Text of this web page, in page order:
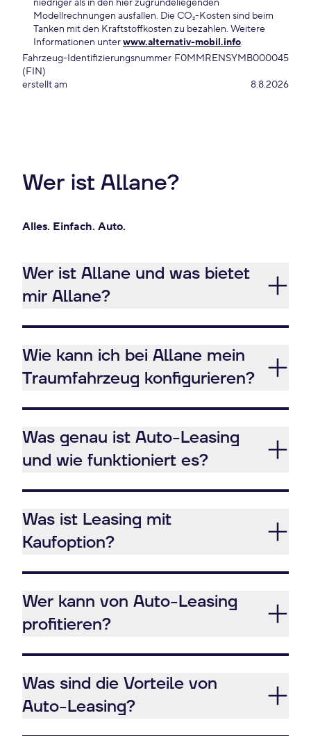
niedriger als in den hier zugrundeliegenden
Modellrechnungen ausfallen. Die CO₂-Kosten sind beim
Tanken mit den Kraftstoffkosten zu bezahlen. Weitere
Informationen unterwww.alternativ-mobil.info.
Fahrzeug-Identifizierungsnummer
(FIN)
F0MMRENSYMB000045
erstellt am 8.8.2026
Wer ist Allane?
Alles. Einfach. Auto.
Wer ist Allane und was bietet
mir Allane?
Wie kann ich bei Allane mein
Traumfahrzeug konfigurieren?
Was genau ist Auto-Leasing
und wie funktioniert es?
Was ist Leasing mit
Kaufoption?
Wer kann von Auto-Leasing
profitieren?
Was sind die Vorteile von
Auto-Leasing?